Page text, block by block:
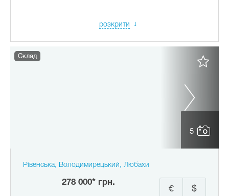
розкрити
5
Склад
Рівенська, Володимирецький, Любахи
278 000* грн.
$
€